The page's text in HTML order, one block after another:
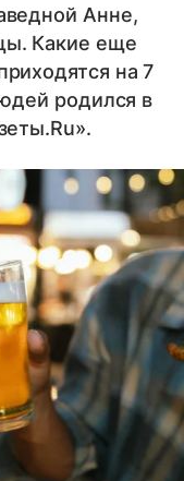
Анне,
Какие еще
на 7
родился в